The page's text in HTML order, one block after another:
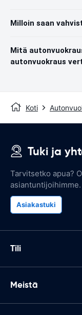
Milloin saan
Mitä
autonvuokraus
Koti
Tuki ja
Tarvitsetko apua?
asiantuntijoihimme.
Asiakastuki
Tili
Meistä